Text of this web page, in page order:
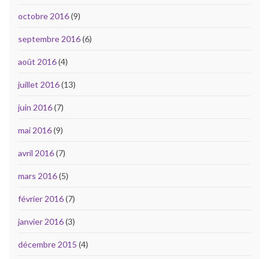
octobre 2016(9)
septembre 2016(6)
août 2016(4)
juillet 2016(13)
juin 2016(7)
mai 2016(9)
avril 2016(7)
mars 2016(5)
février 2016(7)
janvier 2016(3)
décembre 2015 (4)